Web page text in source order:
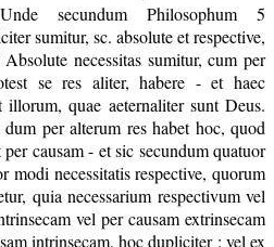
secundum Philosophum 5
sumitur, sc. absolute et respective,
necessitas sumitur, cum per
se res aliter, habere - et haec
illorum, quae aeternaliter sunt Deus.
dum per alterum res habet hoc, quod
causam - et sic secundum quatuor
modi necessitatis respective, quorum
quia necessarium respectivum vel
vel per causam extrinsecam
intrinsecam, hoc dupliciter : vel ex